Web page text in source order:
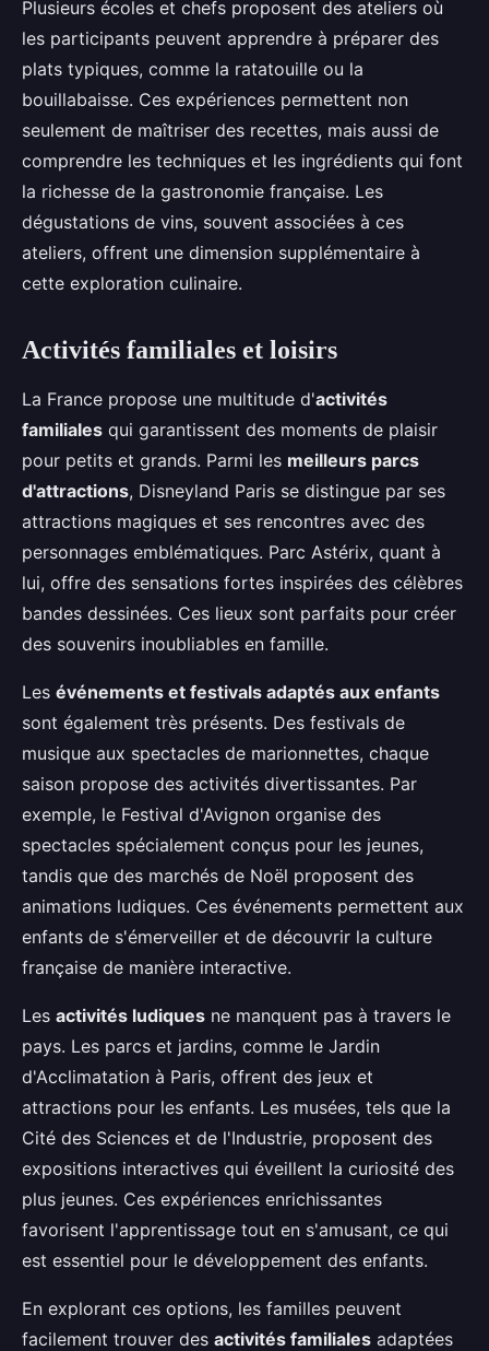
Plusieurs écoles et chefs proposent des ateliers où
les participants peuvent apprendre à préparer des
plats typiques, comme la ratatouille ou la
bouillabaisse. Ces expériences permettent non
seulement de maîtriser des recettes, mais aussi de
comprendre les techniques et les ingrédients qui font
la richesse de la gastronomie française. Les
dégustations de vins, souvent associées à ces
ateliers, offrent une dimension supplémentaire à
cette exploration culinaire.
Activités familiales et loisirs
La France propose une multitude d'activités
familiales qui garantissent des moments de plaisir
pour petits et grands. Parmi les meilleurs parcs
d'attractions, Disneyland Paris se distingue par ses
attractions magiques et ses rencontres avec des
personnages emblématiques. Parc Astérix, quant à
lui, offre des sensations fortes inspirées des célèbres
bandes dessinées. Ces lieux sont parfaits pour créer
des souvenirs inoubliables en famille.
Les événements et festivals adaptés aux enfants
sont également très présents. Des festivals de
musique aux spectacles de marionnettes, chaque
saison propose des activités divertissantes. Par
exemple, le Festival d'Avignon organise des
spectacles spécialement conçus pour les jeunes,
tandis que des marchés de Noël proposent des
animations ludiques. Ces événements permettent aux
enfants de s'émerveiller et de découvrir la culture
française de manière interactive.
Les activités ludiques ne manquent pas à travers le
pays. Les parcs et jardins, comme le Jardin
d'Acclimatation à Paris, offrent des jeux et
attractions pour les enfants. Les musées, tels que la
Cité des Sciences et de l'Industrie, proposent des
expositions interactives qui éveillent la curiosité des
plus jeunes. Ces expériences enrichissantes
favorisent l'apprentissage tout en s'amusant, ce qui
est essentiel pour le développement des enfants.
En explorant ces options, les familles peuvent
facilement trouver des activités familiales adaptées